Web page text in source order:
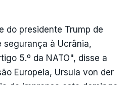
do presidente Trump de
à Ucrânia,
5.º da NATO", disse a
Europeia, Ursula von der